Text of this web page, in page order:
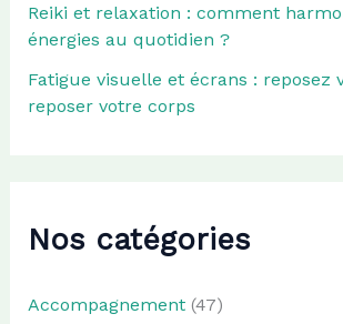
Reiki et relaxation : comment
énergies au quotidien ?
Fatigue visuelle et écrans : reposez
reposer votre corps
Nos catégories
Accompagnement(47)